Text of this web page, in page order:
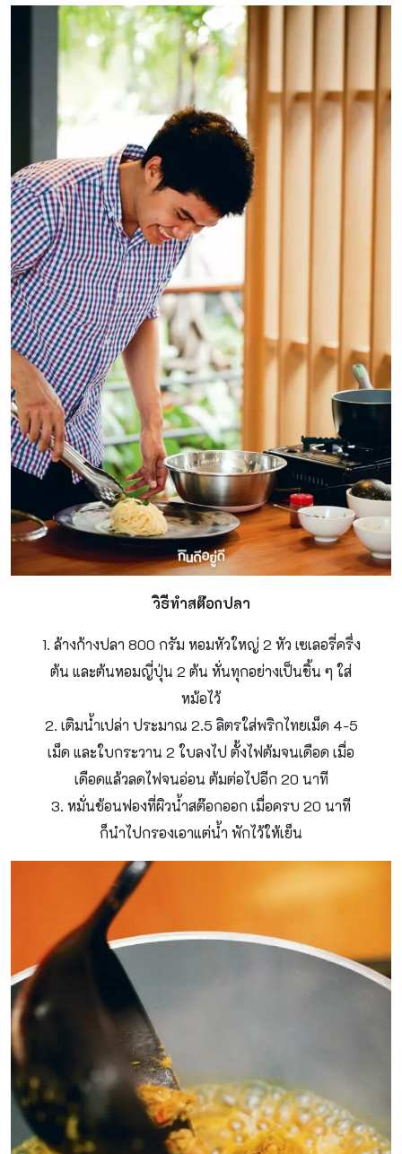
วิธีทําสต๊อกปลา
1. ล้างก้างปลา 800 กรัม หอมหัวใหญ่ 2 หัว เซเลอรี่ครึ่ง
ต้น และต้นหอมญี่ปุ่น 2 ต้น หั่นทุกอย่างเป็นชิ้น ๆ ใส่
หม้อไว้
2. เติมน้ำเปล่า ประมาณ 2.5 ลิตรใส่พริกไทยเม็ด 4-5
เม็ด และใบกระวาน 2 ใบลงไป ตั้งไฟต้มจนเดือด เมื่อ
เดือดแล้วลดไฟจนอ่อน ต้มต่อไปอีก 20 นาที
3. หมั่นช้อนฟองที่ผิวน้ําสต๊อกออก เมื่อครบ 20 นาที
ก็นําไปกรองเอาแต่น้ํา พักไว้ให้เย็น